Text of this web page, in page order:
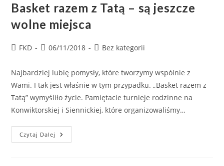
Basket razem z Tatą – są jeszcze
wolne miejsca
FKD 06/11/2018 Bez kategorii
Najbardziej lubię pomysły, które tworzymy wspólnie z
Wami. I tak jest właśnie w tym przypadku. „Basket razem z
Tatą” wymyśliło życie. Pamiętacie turnieje rodzinne na
Konwiktorskiej i Siennickiej, które organizowaliśmy…
Czytaj Dalej